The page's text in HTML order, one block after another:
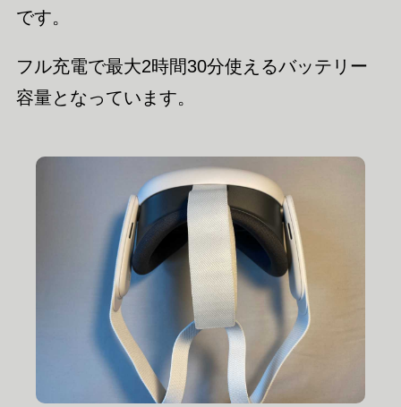
です。
フル充電で最大2時間30分使えるバッテリー
容量となっています。